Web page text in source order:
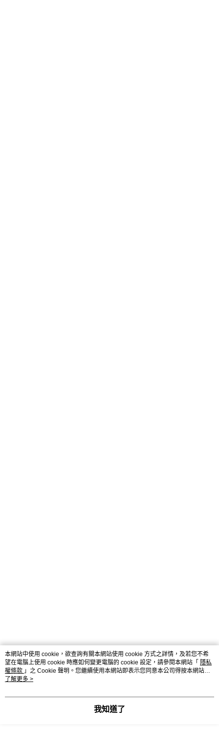
本網站中使用 cookie，欲查詢有關本網站使用 cookie 方式之詳情，及若您不希
望在電腦上使用 cookie 時應如何變更電腦的 cookie 設定，請參閱本網站「 隱私
權條款 」之 Cookie 聲明。您繼續使用本網站即表示您同意本公司得按本網站使
用條款之 Cookie 聲明使用 cookie。
了解更多 >
我知道了